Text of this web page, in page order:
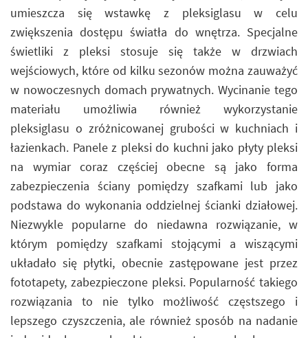
umieszcza się wstawkę z pleksiglasu w celu
zwiększenia dostępu światła do wnętrza. Specjalne
świetliki z pleksi stosuje się także w drzwiach
wejściowych, które od kilku sezonów można zauważyć
w nowoczesnych domach prywatnych. Wycinanie tego
materiału umożliwia również wykorzystanie
pleksiglasu o zróżnicowanej grubości w kuchniach i
łazienkach. Panele z pleksi do kuchni jako płyty pleksi
na wymiar coraz częściej obecne są jako forma
zabezpieczenia ściany pomiędzy szafkami lub jako
podstawa do wykonania oddzielnej ścianki działowej.
Niezwykle popularne do niedawna rozwiązanie, w
którym pomiędzy szafkami stojącymi a wiszącymi
układało się płytki, obecnie zastępowane jest przez
fototapety, zabezpieczone pleksi. Popularność takiego
rozwiązania to nie tylko możliwość częstszego i
lepszego czyszczenia, ale również sposób na nadanie